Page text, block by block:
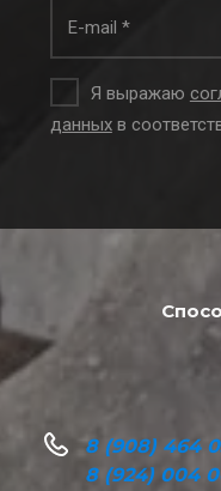
Я выражаю
данныхв
8 (908) 464
8 (924) 004